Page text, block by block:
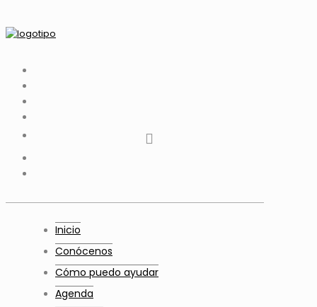
Youtube
Inicio
Conócenos
Cómo puedo ayudar
Agenda